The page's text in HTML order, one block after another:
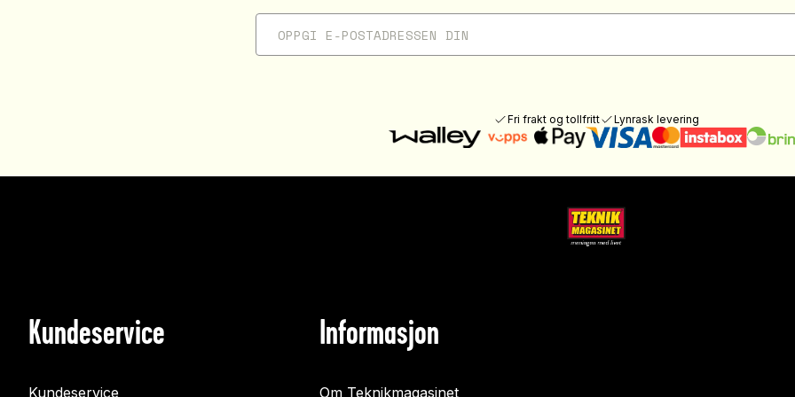
Fri frakt og tollfritt Lynrask levering
Kundeservice
Kundeservice
Informasjon
Om Teknikmagasinet